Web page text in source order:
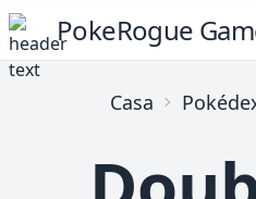
PokeRogue
Casa